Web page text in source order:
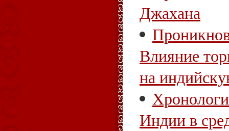
Джахана
Влияние
на
Индии в